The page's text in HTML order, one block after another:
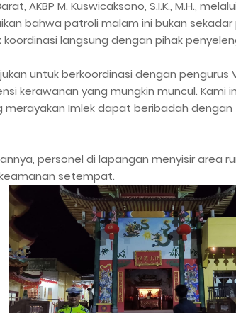
AKBP M. Kuswicaksono, S.I.K., M.H.,
bahwa patroli malam ini bukan
langsung dengan pihak
untuk berkoordinasi dengan pengurus
kerawanan yang mungkin muncul. Kami
merayakan Imlek dapat beribadah dengan
personel di lapangan menyisir area
setempat.